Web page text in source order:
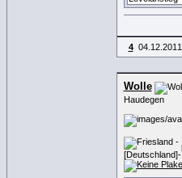
4 04.12.2011
Wolle
Haudegen